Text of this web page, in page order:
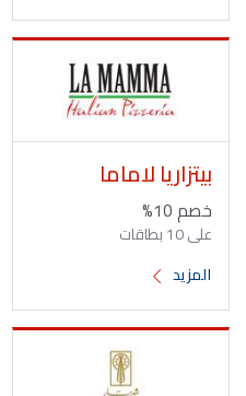
بيتزاريا لاماما
خصم 10%
على 10 بطاقات
المزيد